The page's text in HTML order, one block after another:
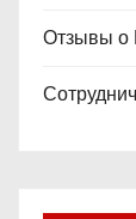
Отзывы о